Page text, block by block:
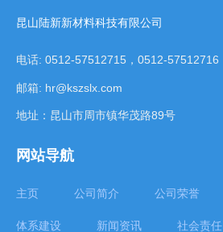
昆山陆新新材料科技有限公司
电话: 0512-57512715，0512-57512716
邮箱: hr@kszslx.com
地址：昆山市周市镇华茂路89号
网站导航
主页 公司简介 公司荣誉
体系建设 新闻资讯 社会责任